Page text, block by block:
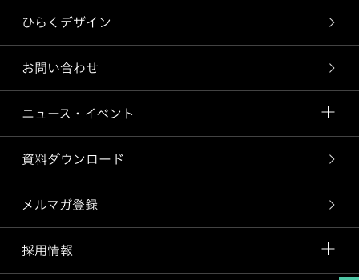
ひらくデザイン
お問い合わせ
ニュース・イベント
資料ダウンロード
メルマガ登録
採用情報